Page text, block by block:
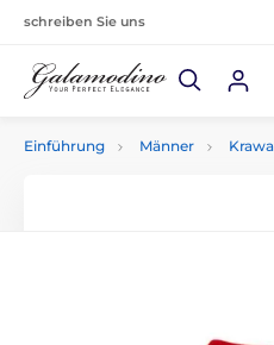
schreiben Sie uns
Einführung Männer